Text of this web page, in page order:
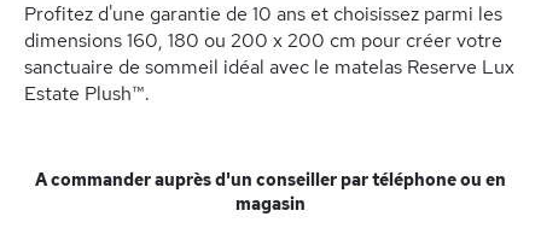
Profitez d'une garantie de 10 ans et choisissez parmi les
dimensions 160, 180 ou 200 x 200 cm pour créer votre
sanctuaire de sommeil idéal avec le matelas Reserve Lux
Estate Plush™.
A commander auprès d'un conseiller par téléphone ou en
magasin